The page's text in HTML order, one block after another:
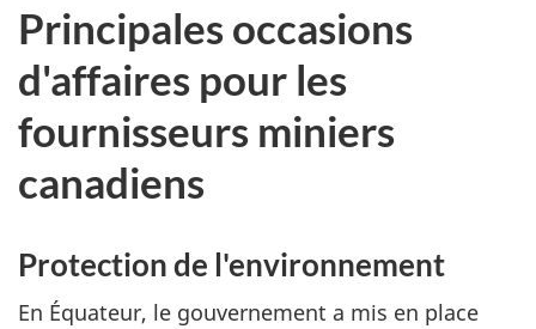
Principales occasions
d'affaires pour les
fournisseurs miniers
canadiens
Protection de l'environnement
En Équateur, le gouvernement a mis en place